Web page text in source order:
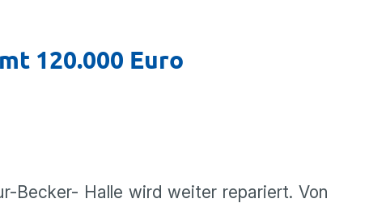
120.000 Euro
Becker- Halle wird weiter repariert. Von